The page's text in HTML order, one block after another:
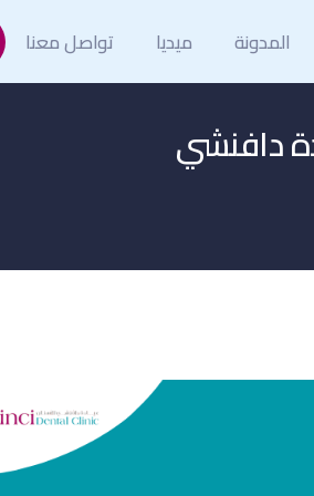
المدونة ميديا تواصل معنا
دافنشي​